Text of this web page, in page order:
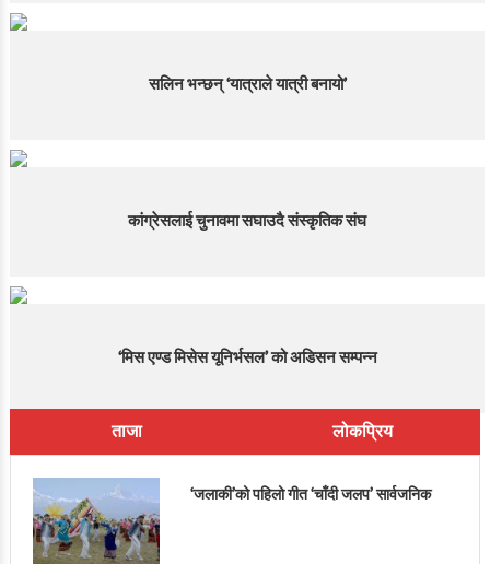
सलिन भन्छन् ‘यात्राले यात्री बनायो’
कांग्रेसलाई चुनावमा सघाउदै संस्कृतिक संघ
‘मिस एण्ड मिसेस यूनिर्भसल’ को अडिसन सम्पन्न
ताजा लोकप्रिय
‘जलाकी’को पहिलो गीत ‘चाँदी जलप’ सार्वजनिक